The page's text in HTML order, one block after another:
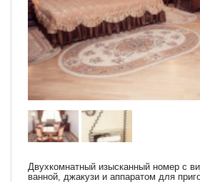
Двухкомнатный изысканный номер с
ванной, джакузи и аппаратом для